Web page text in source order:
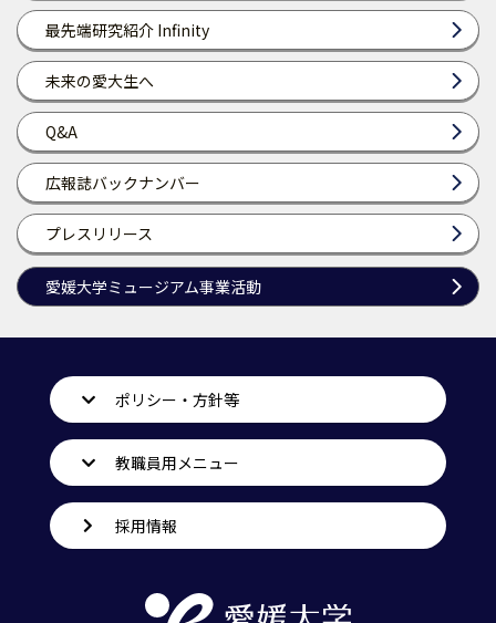
最先端研究紹介 Infinity
未来の愛大生へ
Q&A
広報誌バックナンバー
プレスリリース
愛媛大学ミュージアム事業活動
ポリシー・方針等
教職員用メニュー
採用情報